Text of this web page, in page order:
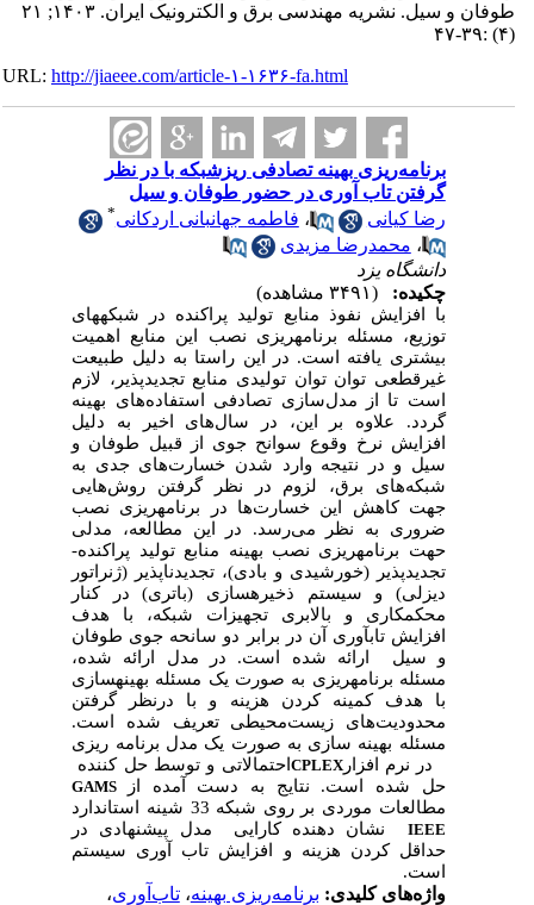
طوفان و سیل. نشریه مهندسی برق و الکترونیک ایران. ۱۴۰۳; ۲۱
URL:http://jiaeee.com/article-۱-۱۶۳۶-fa.html
برنامه‌ریزی بهینه تصادفی ریزشبکه با در نظر
گرفتن تاب آوری در ‌حضور طوفان و سیل
رضا کیانی
،فاطمه جهانبانی اردکانی
،محمدرضا مزیدی
دانشگاه یزد
چکیده:
با افزایش نفوذ منابع تولید پراکنده در شبکه­های
توزیع، مسئله برنامه­ریزی نصب این منابع اهمیت
بیشتری یافته است. در این راستا به دلیل طبیعت
غیرقطعی توان توان تولیدی منابع تجدیدپذیر، لازم
است تا از مدل
های بهینهسازی تصادفی استفاده
گردد. علاوه بر این، در سال‌های اخیر به دلیل
افزایش نرخ وقوع سوانح جوی از قبیل طوفان و
سیل و در نتیجه وارد شدن خسارت‌های جدی به
شبکه‌های برق، لزوم در نظر گرفتن روش‌هایی
جهت کاهش این خسارت‌ها در برنامه­ریزی نصب
ضروری به نظر می‌رسد. در این مطالعه، مدلی
حهت برنامه­ریزی نصب بهینه منابع تولید پراکنده­
تجدیدپذیر (خورشیدی و بادی)، تجدیدناپذیر (ژنراتور
دیزلی) و سیستم ذخیره­سازی (باتری) در کنار
محکم­کاری و بالابری تجهیزات شبکه، با هدف
افزایش تاب­آوری آن در برابر دو سانحه جوی طوفان
و سیل ارائه شده است. در مدل ارائه شده،
مسئله­ برنامه­ریزی به صورت یک مسئله­ بهینه­سازی
با هدف کمینه کردن هزینه و با درنظر گرفتن
محدودیت‌های زیست‌محیطی تعریف شده است.
مسئله بهینه سازی به صورت یک مدل برنامه ریزی
احتمالاتی و توسط حل کنندهCPLEX در نرم­ افزار
GAMS
حل شده است. نتایج به دست آمده از
مطالعات موردی بر روی شبکه­ 33 شینه استاندارد
IEEEنشان دهنده کارایی مدل پیشنهادی در
حداقل کردن هزینه و افزایش تاب آوری سیستم
است.
واژه‌های کلیدی:برنامه‌ریزی بهینه،تاب‌آوری،